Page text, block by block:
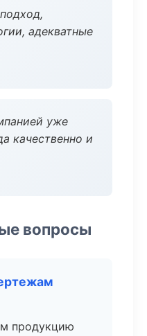
адекватные
уже
качественно и
вопросы
продукцию